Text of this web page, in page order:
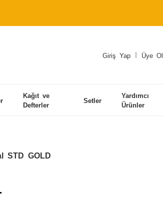
Giriş Yap Üye Ol
Kağıt ve
Defterler
Setler
Yardımcı
Ürünler
STD GOLD